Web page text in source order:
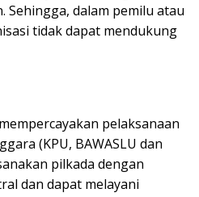
Sehingga, dalam pemilu atau
tidak dapat mendukung
pelaksanaan
(KPU, BAWASLU dan
pilkada dengan
dan dapat melayani